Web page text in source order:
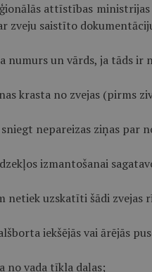
attīstības
zveju saistīto
un vārds, ja tāds ir
krasta no zvejas (pirms
nepareizas ziņas par
izmantošanai
netiek uzskatīti šādi zvejas
iekšējās vai ārējās
no vada tīkla daļas;